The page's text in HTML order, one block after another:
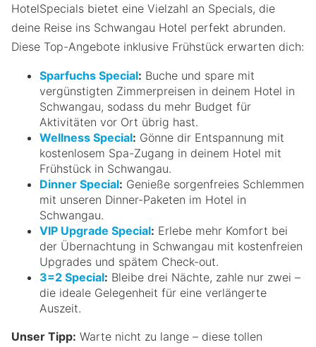
HotelSpecials bietet eine Vielzahl an Specials, die
deine Reise ins Schwangau Hotel perfekt abrunden.
Diese Top-Angebote inklusive Frühstück erwarten dich:
Sparfuchs Special: Buche und spare mit
vergünstigten Zimmerpreisen in deinem Hotel in
Schwangau, sodass du mehr Budget für
Aktivitäten vor Ort übrig hast.
Wellness Special: Gönne dir Entspannung mit
kostenlosem Spa-Zugang in deinem Hotel mit
Frühstück in Schwangau.
Dinner Special: Genieße sorgenfreies Schlemmen
mit unseren Dinner-Paketen im Hotel in
Schwangau.
VIP Upgrade Special: Erlebe mehr Komfort bei
der Übernachtung in Schwangau mit kostenfreien
Upgrades und spätem Check-out.
3=2 Special: Bleibe drei Nächte, zahle nur zwei –
die ideale Gelegenheit für eine verlängerte
Auszeit.
Unser Tipp: Warte nicht zu lange – diese tollen